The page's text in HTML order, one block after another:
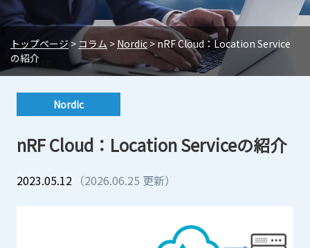
会社概要
事業所一覧
電子公告
半導体・電子部品事業
環境開発事業
システム設計/開発・技術サポート
エクセル事業本部
EMSサポートビジネス
EVバス販売
Efinix
OMNIVISION
Quectel
Nordic
三菱電機
コラム
Efinix
Quectel
Nordic
環境・CSR
環境保全への取り組み
プライバシーポリシー
トピックス
展示会・セミナー情報
採用情報
新卒採用
中途採用
A
トップページ> コラム > Nordic>nRF Cloud：Location Service
の紹介
Nordic
nRF Cloud：Location Serviceの紹介
2023.05.12 （2026.06.25 更新）